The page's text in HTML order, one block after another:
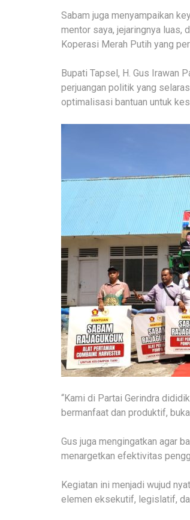
Sabam juga menyampaikan
mentor saya, jejaringnya luas,
Koperasi Merah Putih yang
Bupati Tapsel, H. Gus Irawan
perjuangan politik yang
optimalisasi bantuan untuk
“Kami di Partai Gerindra
bermanfaat dan produktif,
Gus juga mengingatkan agar
menargetkan efektivitas
Kegiatan ini menjadi wujud
elemen eksekutif, legislatif,